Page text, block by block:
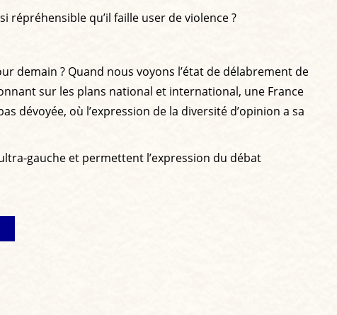
qu’il faille user de violence ?
demain ? Quand nous voyons l’état de délabrement de
sur les plans national et international, une France
dévoyée, où l’expression de la diversité d’opinion a sa
gauche et permettent l’expression du débat